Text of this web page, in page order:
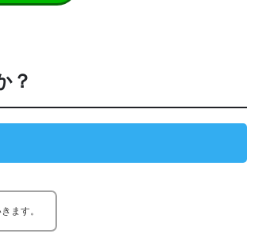
？
ます。